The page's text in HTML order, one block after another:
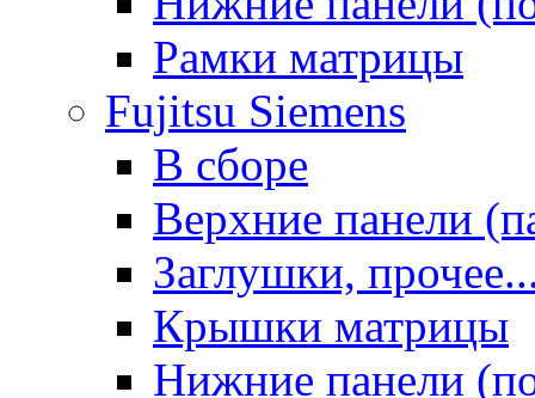
Рамки матрицы
Fujitsu Siemens
В сборе
Верхние панели
Заглушки,
Крышки матрицы
Нижние панели